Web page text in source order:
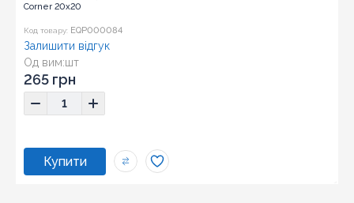
Corner 20x20
Код товару: EQP000084
Од вим:шт
Розмір:20x20
Залишити відгук
265 грн